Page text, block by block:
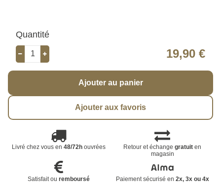
Quantité
19,90 €
Ajouter au panier
Ajouter aux favoris
Livré chez vous en 48/72houvrées Retour et échangegratuit en
magasin
Satisfait ou remboursé Paiement sécurisé en 2x, 3x ou 4x